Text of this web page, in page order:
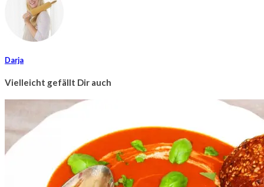
Darja
Vielleicht gefällt Dir auch